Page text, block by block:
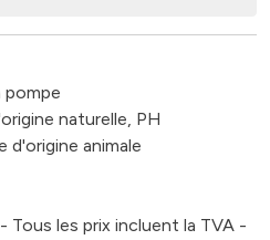
pompe
naturelle, PH
d'origine animale
les prix incluent la TVA -